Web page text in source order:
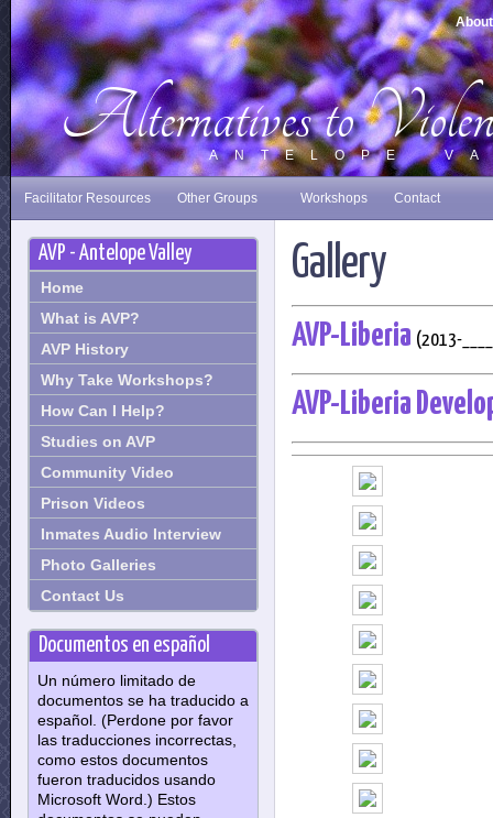
Alternatives to
A N T E L O P E V A
Facilitator Resources Other Groups Workshops Contact
Gallery
AVP-Liberia (2013-
AVP-Liberia
AVP - Antelope Valley
Home
What is AVP?
AVP History
Why Take Workshops?
How Can I Help?
Studies on AVP
Community Video
Prison Videos
Inmates Audio Interview
Photo Galleries
Contact Us
Documentos en español
Un número limitado de
documentos se ha traducido a
español. (Perdone por favor
las traducciones incorrectas,
como estos documentos
fueron traducidos usando
Microsoft Word.) Estos